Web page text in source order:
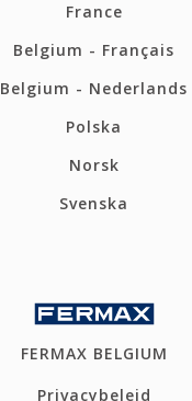
France
Belgium - Français
Belgium - Nederlands
Polska
Norsk
Svenska
FERMAX BELGIUM
Privacybeleid